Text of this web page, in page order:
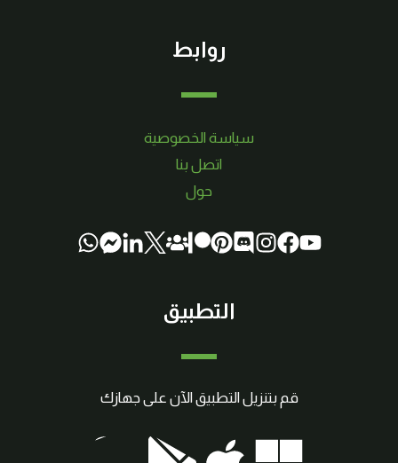
روابط
سياسة الخصوصية
اتصل بنا
حول
التطبيق
قم بتنزيل التطبيق الآن على جهازك